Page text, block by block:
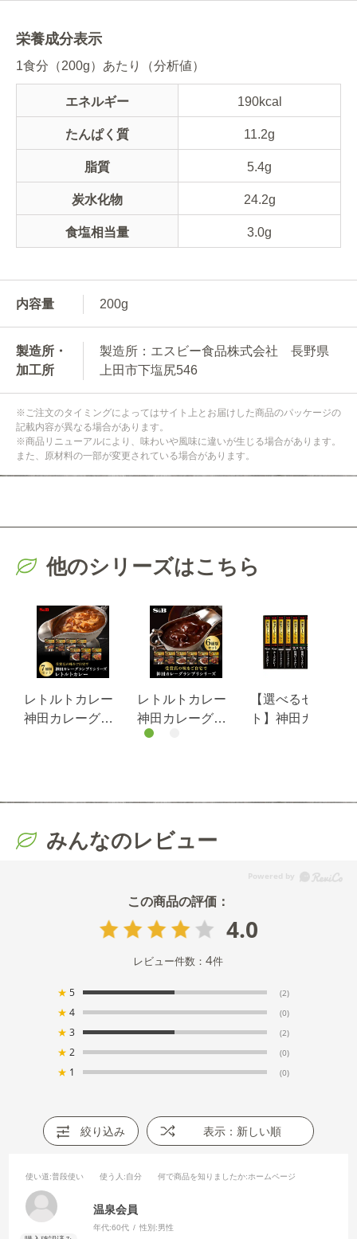
栄養成分表示
1食分（200g）あたり（分析値）
エネルギー 190kcal
たんぱく質 11.2g
脂質 5.4g
炭水化物 24.2g
食塩相当量 3.0g
内容量 200g
製造所・
加工所
製造所：エスビー食品株式会社 長野県
上田市下塩尻546
※ご注文のタイミングによってはサイト上とお届けした商品のパッケージの
記載内容が異なる場合があります。
※商品リニューアルにより、味わいや風味に違いが生じる場合があります。
また、原材料の一部が変更されている場合があります。
他のシリーズはこちら
レトルトカレー
神田カレーグラ
レトルトカレー
神田カレーグラ
ンプリ６種類セ
【選べるセッ
ト】神田カレー
みんなのレビュー
4.0
レビュー件数：4件
★ 5 (2)
★ 4 (0)
★ 3 (2)
★ 2 (0)
★ 1 (0)
絞り込み 表示：新しい順
使い道:普段使い 使う人 :自分 何で商品を知りましたか:ホームページ
温泉会員
年代:60代 性別:男性